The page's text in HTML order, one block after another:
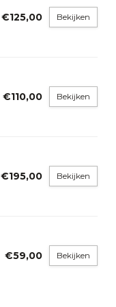
€125,00 Bekijken
€110,00 Bekijken
€195,00 Bekijken
€59,00 Bekijken